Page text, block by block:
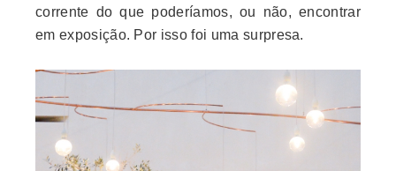
corrente do que poderíamos, ou não, encontrar
em exposição. Por isso foi uma surpresa.